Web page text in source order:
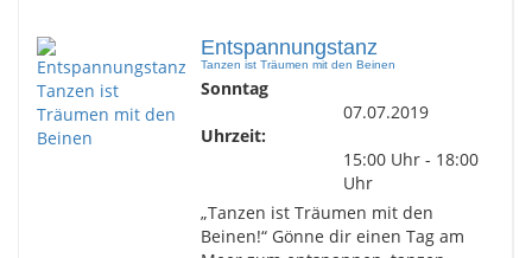
Entspannungstanz
Tanzen ist Träumen mit den Beinen
Sonntag
07.07.2019
Uhrzeit:
15:00 Uhr - 18:00
Uhr
„Tanzen ist Träumen mit den
Beinen!“ Gönne dir einen Tag am